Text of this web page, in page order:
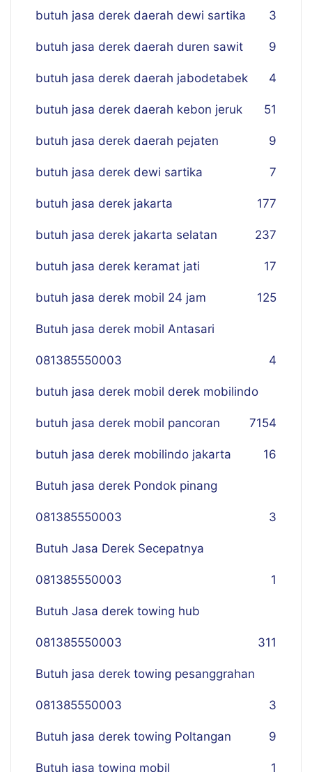
butuh jasa derek daerah dewi sartika 3
butuh jasa derek daerah duren sawit 9
butuh jasa derek daerah jabodetabek 4
butuh jasa derek daerah kebon jeruk 51
butuh jasa derek daerah pejaten 9
butuh jasa derek dewi sartika 7
butuh jasa derek jakarta 177
butuh jasa derek jakarta selatan 237
butuh jasa derek keramat jati 17
butuh jasa derek mobil 24 jam 125
Butuh jasa derek mobil Antasari
081385550003 4
butuh jasa derek mobil derek mobilindo
154
butuh jasa derek mobil pancoran 7
butuh jasa derek mobilindo jakarta 16
Butuh jasa derek Pondok pinang
081385550003 3
Butuh Jasa Derek Secepatnya
081385550003 1
Butuh Jasa derek towing hub
081385550003 311
Butuh jasa derek towing pesanggrahan
081385550003 3
Butuh jasa derek towing Poltangan 9
Butuh jasa towing mobil 1